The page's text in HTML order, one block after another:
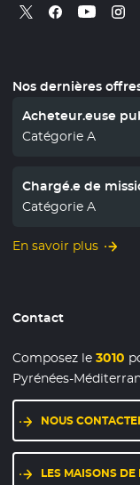
Retrouvez nous
- Nouvelle
Retrouvez
- Nouvelle
- -
Nos dernières
Acheteur.euse
Catégorie A
Chargé.e de
Catégorie A
En savoir plus
Contact
Composez le3010
Pyrénées-
NOUS
LES MAISONS DE